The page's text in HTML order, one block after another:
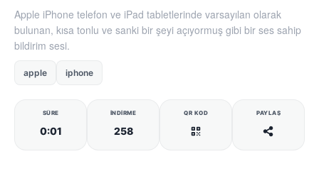
Apple iPhone telefon ve iPad tabletlerinde varsayılan olarak
bulunan, kısa tonlu ve sanki bir şeyi açıyormuş gibi bir ses sahip
bildirim sesi.
apple iphone
SÜRE
0:01
İNDIRME
258
QR KOD PAYLAŞ